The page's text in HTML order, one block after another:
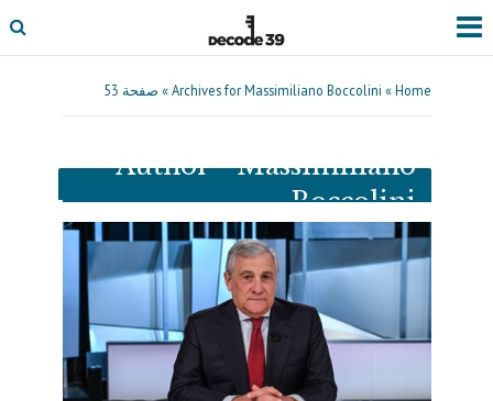
Home
»
Archives for Massimiliano Boccolini
» صفحة 53
Author - Massimiliano
Boccolini